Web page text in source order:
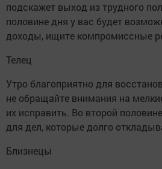
подскажет выход из трудного
половине дня у вас будет
доходы, ищите компромиссные
Телец
Утро благоприятно для
не обращайте внимания на
их исправить. Во второй
для дел, которые долго
Близнецы